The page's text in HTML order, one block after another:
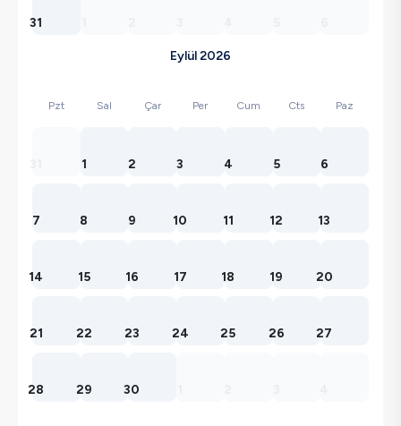
31
Eylül 2026
Pzt Sal Çar Per Cum Cts Paz
1 2 3 4 5 6
7 8 9 10 11 12 13
14 15 16 17 18 19 20
21 22 23 24 25 26 27
28 29 30